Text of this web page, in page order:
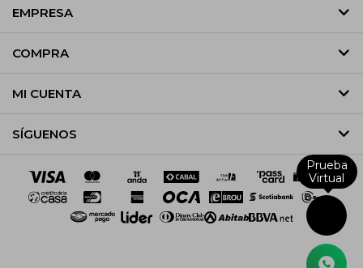
EMPRESA
COMPRA
MI CUENTA
SÍGUENOS
Prueba
Virtual